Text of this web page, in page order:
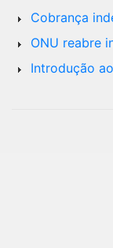
Cobrança
ONU reabre
Introdução